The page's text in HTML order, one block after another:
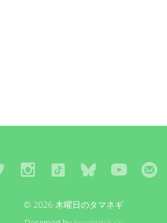
© 2026 木曜日のタマネギ